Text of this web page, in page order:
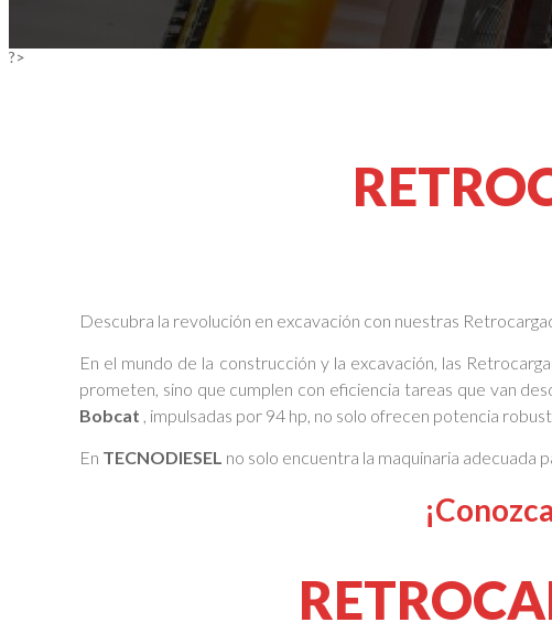
?>
Descubra la revolución en excavación con nuestras
En el mundo de la construcción y la excavación, las
prometen, sino que cumplen con eficiencia tareas que van
Bobcat , impulsadas por 94 hp, no solo ofrecen potencia
En TECNODIESEL no solo encuentra la maquinaria